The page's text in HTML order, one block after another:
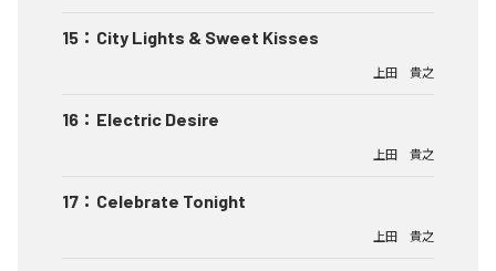
15 ： City Lights & Sweet Kisses
上田 貴之
16 ： Electric Desire
上田 貴之
17 ： Celebrate Tonight
上田 貴之